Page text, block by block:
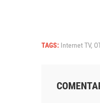
TAGS: Internet TV,